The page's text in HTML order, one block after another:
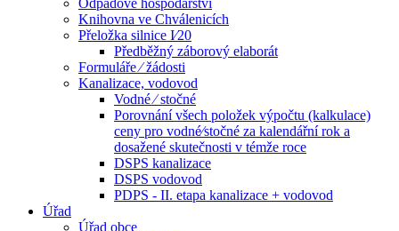
Odpadové hospodářství
Knihovna ve Chválenicích
Přeložka silnice I⁄20
Předběžný záborový elaborát
Formuláře ⁄ žádosti
Kanalizace, vodovod
Vodné ⁄ stočné
Porovnání všech položek výpočtu (kalkulace)
ceny pro vodné⁄stočné za kalendářní rok a
dosažené skutečnosti v témže roce
DSPS kanalizace
DSPS vodovod
PDPS - II. etapa kanalizace + vodovod
Úřad
Úřad obce